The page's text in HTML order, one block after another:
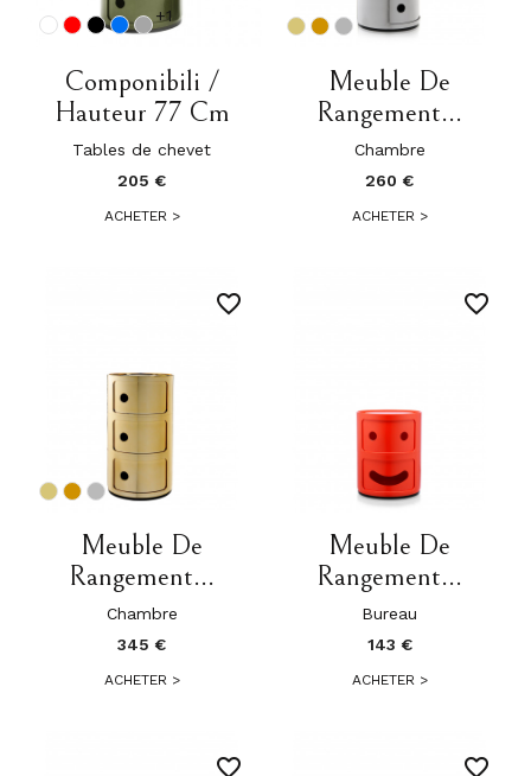
+1
Componibili /
Hauteur 77 Cm
Tables de chevet
205 €
ACHETER >
Meuble De
Rangement...
Chambre
260 €
ACHETER >
Meuble De
Rangement...
Chambre
345 €
ACHETER >
favorite_border
Meuble De
Rangement...
Bureau
143 €
ACHETER >
favorite_border
favorite_border favorite_border